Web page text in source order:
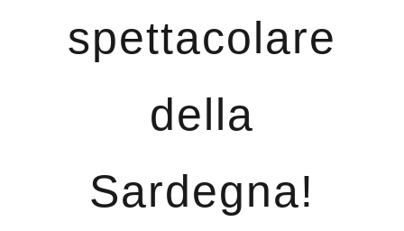
spettacolare
della
Sardegna!